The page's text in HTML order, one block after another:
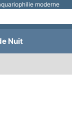
moderne
Nuit